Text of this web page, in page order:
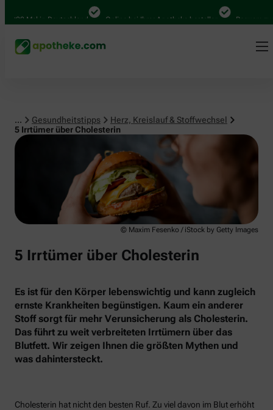
Mal in Deutschland Online bei Ihrer Apotheke bestellen Bequem
... Gesundheitstipps
Herz, Kreislauf & Stoffwechsel
5 Irrtümer über Cholesterin
Herz, Kreislauf & Stoffwechsel
© Maxim Fesenko / iStock by Getty Images
5 Irrtümer über Cholesterin
Es ist für den Körper lebenswichtig und kann zugleich
ernste Krankheiten begünstigen. Kaum ein anderer
Stoff sorgt für mehr Verunsicherung als Cholesterin.
Das führt zu weit verbreiteten Irrtümern über das
Blutfett. Wir zeigen Ihnen die größten Mythen und
was dahintersteckt.
Cholesterin hat nicht den besten Ruf. Zu viel davon im Blut erhöht